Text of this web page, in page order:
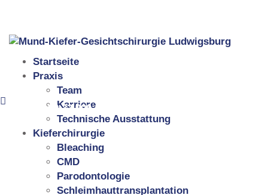
Startseite
Praxis
Team
Karriere
Technische Ausstattung
Kieferchirurgie
Bleaching
CMD
Parodontologie
Schleimhauttransplantation
07141 99 22 900